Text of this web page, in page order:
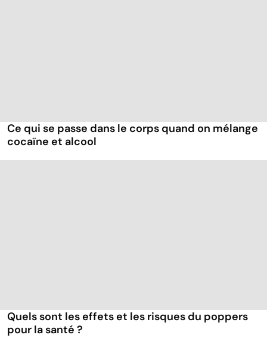
Ce qui se passe dans le corps quand on mélange
cocaïne et alcool
Quels sont les effets et les risques du poppers
pour la santé ?